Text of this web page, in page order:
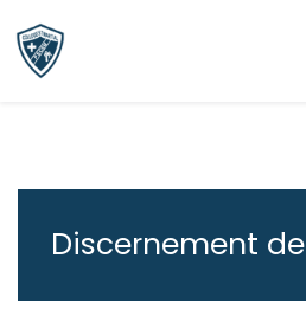
Discernement